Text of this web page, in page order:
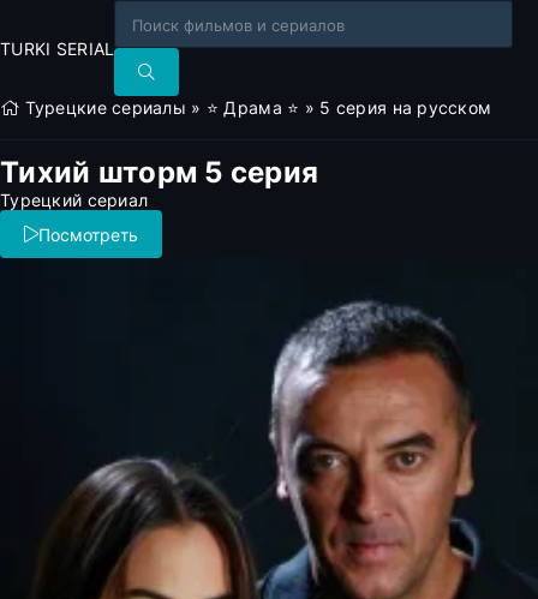
TURKI SERIAL
Турецкие сериалы » ⭐ Драма ⭐ » 5 серия на русском
Тихий шторм 5 серия
Турецкий сериал
Посмотреть